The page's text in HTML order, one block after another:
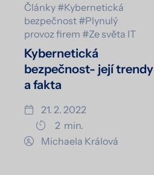
Články #Kybernetická
bezpečnost #Plynulý
provoz firem #Ze světa IT
Kybernetická
bezpečnost- její trendy
a fakta
21. 2. 2022
2 min.
Michaela Králová